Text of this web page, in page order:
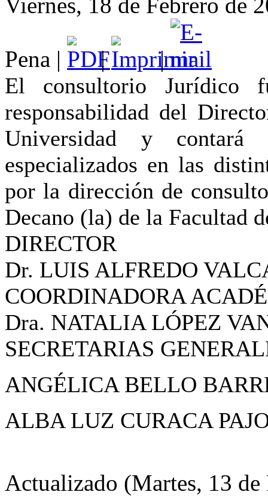
Pena | | |
El consultorio Jurídico
responsabilidad del
Universidad y
especializados en las
por la dirección de
Decano (la) de la Facultad
DIRECTOR
Dr. LUIS ALFREDO
COORDINADORA
Dra. NATALIA LÓPEZ
SECRETARIAS
ANGÉLICA BELLO
ALBA LUZ CURACA
Actualizado (Martes, 13